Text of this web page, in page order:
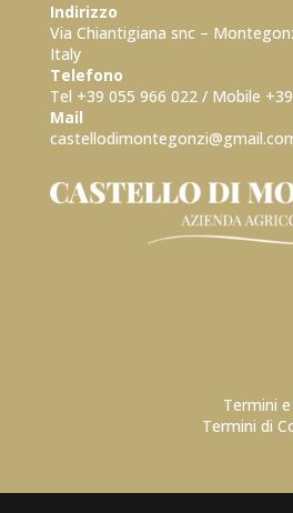
Indirizzo
Via Chiantigiana snc –
Italy
Telefono
Tel +39 055 966 022 / Mobile +39
Mail
Termini
Termini di